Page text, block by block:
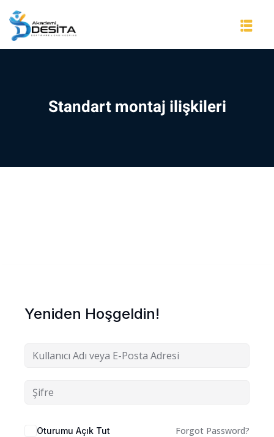
Skip
content
Standart montaj ilişkileri
Yeniden Hoşgeldin!
Oturumu Açık Tut Forgot Password?